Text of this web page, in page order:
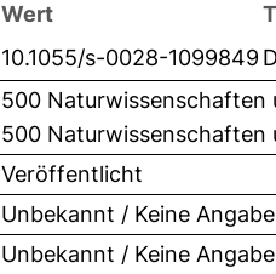
Wert
10.1055/s-0028-1099849
500 Naturwissenschaften
500 Naturwissenschaften
Veröffentlicht
Unbekannt / Keine Angabe
Unbekannt / Keine Angabe